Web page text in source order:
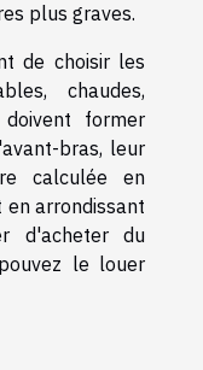
plus graves.
de choisir les
chaudes,
former
bras, leur
calculée en
arrondissant
d'acheter du
le louer